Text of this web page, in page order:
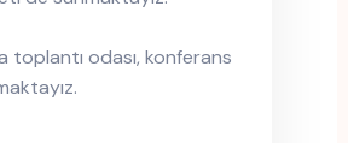
toplantı odası, konferans